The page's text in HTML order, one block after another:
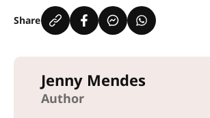
Share
Jenny Mendes
Author